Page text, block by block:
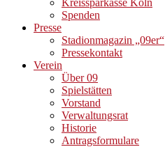
Kreissparkasse Köln
Spenden
Presse
Stadionmagazin „09er“
Pressekontakt
Verein
Über 09
Spielstätten
Vorstand
Verwaltungsrat
Historie
Antragsformulare